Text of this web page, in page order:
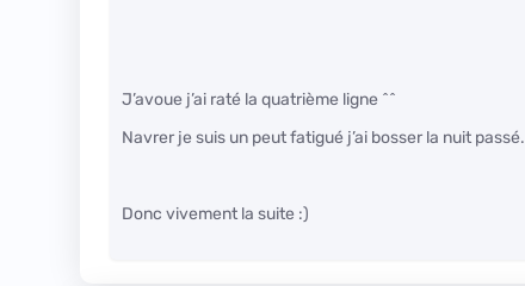
J’avoue j’ai raté la quatrième ligne ^^
Navrer je suis un peut fatigué j’ai bosser la nuit passé.
Donc vivement la suite :)